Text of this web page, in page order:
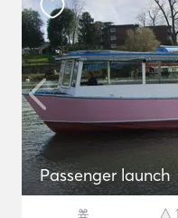
Passenger launch